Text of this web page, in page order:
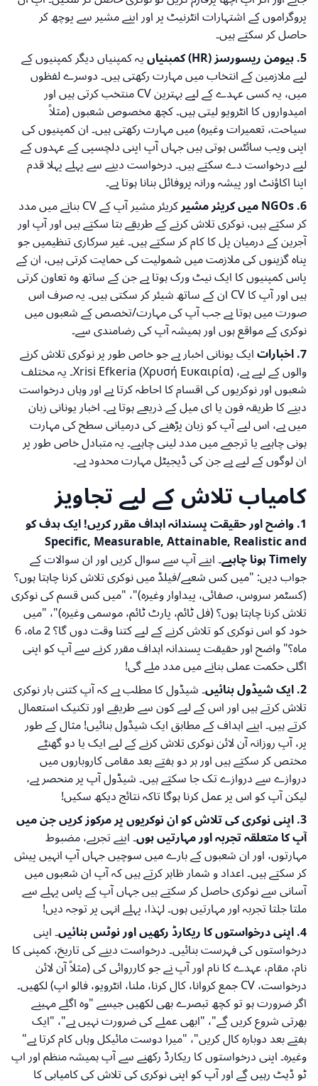
پروگراموں کے اشتہارات انٹرنیٹ پر اور اپنے مشیر سے پوچھ کر
حاصل کر سکتے ہیں۔
5. ہیومن ریسورسز (HR) کمپنیاں
یہ کمپنیاں دیگر کمپنیوں کے
لیے ملازمین کے انتخاب میں مہارت رکھتی ہیں۔ دوسرے لفظوں
میں، یہ کسی عہدے کے لیے بہترین CV منتخب کرتی ہیں اور
امیدواروں کا انٹرویو لیتی ہیں۔ کچھ مخصوص شعبوں (مثلاً
سیاحت، تعمیرات وغیرہ) میں مہارت رکھتی ہیں۔ ان کمپنیوں کی
اپنی ویب سائٹس ہوتی ہیں جہاں آپ اپنی دلچسپی کے عہدوں کے
لیے درخواست دے سکتے ہیں۔ درخواست دینے سے پہلے پہلا قدم
اپنا اکاؤنٹ اور پیشہ ورانہ پروفائل بنانا ہوتا ہے۔
6. NGOs میں کریئر مشیر
کریئر مشیر آپ کے CV بنانے میں مدد
کر سکتے ہیں، نوکری تلاش کرنے کے طریقے بتا سکتے ہیں اور آپ اور
آجرین کے درمیان پل کا کام کر سکتے ہیں۔ غیر سرکاری تنظیمیں جو
پناہ گزینوں کی ملازمت میں شمولیت کی حمایت کرتی ہیں، ان کے
پاس کمپنیوں کا ایک نیٹ ورک ہوتا ہے جن کے ساتھ وہ تعاون کرتی
ہیں اور آپ کا CV ان کے ساتھ شیئر کر سکتی ہیں۔ یہ صرف اس
صورت میں ہوتا ہے جب آپ کی مہارت/تخصص کے شعبوں میں
نوکری کے مواقع ہوں اور ہمیشہ آپ کی رضامندی سے۔
7. اخبارات
ایک یونانی اخبار ہے جو خاص طور پر نوکری تلاش کرنے
والوں کے لیے ہے، Xrisi Efkeria (Χρυσή Ευκαιρία)۔ یہ مختلف
شعبوں اور نوکریوں کی اقسام کا احاطہ کرتا ہے اور وہاں درخواست
دینے کا طریقہ فون یا ای میل کے ذریعے ہوتا ہے۔ اخبار یونانی زبان
میں ہے، اس لیے آپ کو زبان پڑھنے کی درمیانی سطح کی مہارت
ہونی چاہیے یا ترجمے میں مدد لینی چاہیے۔ یہ متبادل خاص طور پر
ان لوگوں کے لیے ہے جن کی ڈیجیٹل مہارت محدود ہے۔
کامیاب تلاش کے لیے تجاویز
1. واضح اور حقیقت پسندانہ اہداف مقرر کریں! ایک ہدف کو
Specific, Measurable, Attainable, Realistic and
Timely ہونا چاہیے۔ اپنے آپ سے سوال کریں اور ان سوالات کے
جواب دیں: "میں کس شعبے/فیلڈ میں نوکری تلاش کرنا چاہتا ہوں؟
(کسٹمر سروس، صفائی، پیداوار وغیرہ)"، "میں کس قسم کی نوکری
تلاش کرنا چاہتا ہوں؟ (فل ٹائم، پارٹ ٹائم، موسمی وغیرہ)"، "میں
خود کو اس نوکری کو تلاش کرنے کے لیے کتنا وقت دوں گا؟ 2 ماہ، 6
ماہ؟" واضح اور حقیقت پسندانہ اہداف مقرر کرنے سے آپ کو اپنی
اگلی حکمت عملی بنانے میں مدد ملے گی!
2. ایک شیڈول بنائیں۔
شیڈول کا مطلب ہے کہ آپ کتنی بار نوکری
تلاش کرتے ہیں اور اس کے لیے کون سے طریقے اور تکنیک استعمال
کرتے ہیں۔ اپنے اہداف کے مطابق ایک شیڈول بنائیں! مثال کے طور
پر، آپ روزانہ آن لائن نوکری تلاش کرنے کے لیے ایک یا دو گھنٹے
مختص کر سکتے ہیں اور ہر دو ہفتے بعد مقامی کاروباروں میں
دروازے سے دروازے تک جا سکتے ہیں۔ شیڈول آپ پر منحصر ہے،
لیکن آپ کو اس پر عمل کرنا ہوگا تاکہ نتائج دیکھ سکیں!
3. اپنی نوکری کی تلاش کو ان نوکریوں پر مرکوز کریں جن میں
آپ کا متعلقہ تجربہ اور مہارتیں ہوں۔اپنے تجربے، مضبوط
مہارتوں، اور ان شعبوں کے بارے میں سوچیں جہاں آپ انہیں پیش
کر سکتے ہیں۔ اعداد و شمار ظاہر کرتے ہیں کہ آپ ان شعبوں میں
آسانی سے نوکری حاصل کر سکتے ہیں جہاں آپ کے پاس پہلے سے
ملتا جلتا تجربہ اور مہارتیں ہوں۔ لہٰذا، پہلے انہی پر توجہ دیں!
4. اپنی درخواستوں کا ریکارڈ رکھیں اور نوٹس بنائیں۔
اپنی
درخواستوں کی فہرست بنائیں۔ درخواست دینے کی تاریخ، کمپنی کا
نام، مقام، عہدے کا نام اور آپ نے جو کارروائی کی (مثلاً آن لائن
درخواست، CV جمع کروانا، کال کرنا، ملنا، انٹرویو، فالو اپ) لکھیں۔
اگر ضرورت ہو تو کچھ تبصرے بھی لکھیں جیسے "وہ اگلے مہینے
بھرتی شروع کریں گے"، "ابھی عملے کی ضرورت نہیں ہے"، "ایک
ہفتے بعد دوبارہ کال کریں"، "میرا دوست مائیکل وہاں کام کرتا ہے"
وغیرہ۔ اپنی درخواستوں کا ریکارڈ رکھنے سے آپ ہمیشہ منظم اور اپ
ٹو ڈیٹ رہیں گے اور آپ کو اپنی نوکری کی تلاش کی کامیابی کا